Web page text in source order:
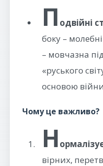
П одвійні
боку –
– мовчазна
«руського
основою
Чому це важливо?
Н
вірних,